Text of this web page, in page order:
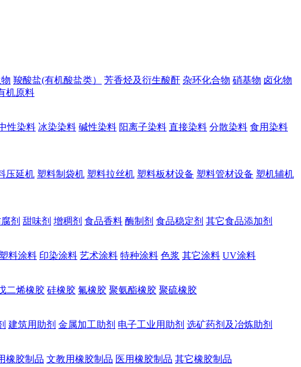
羧酸盐(有机酸盐类） 芳香烃及衍生酸酐 杂环化合物 硝基物 卤化物
机原料
性染料 冰染染料 碱性染料 阳离子染料 直接染料 分散染料 食用染料
压延机 塑料制袋机 塑料拉丝机 塑料板材设备 塑料管材设备 塑机辅机
剂 甜味剂 增稠剂 食品香料 酶制剂 食品稳定剂 其它食品添加剂
塑料涂料 印染涂料 艺术涂料 特种涂料 色浆 其它涂料 UV涂料
二烯橡胶 硅橡胶 氟橡胶 聚氨酯橡胶 聚硫橡胶
建筑用助剂 金属加工助剂 电子工业用助剂 选矿药剂及冶炼助剂
橡胶制品 文教用橡胶制品 医用橡胶制品 其它橡胶制品